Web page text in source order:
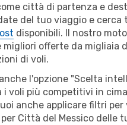
città di partenza e
del tuo viaggio e cerca
disponibili. Il nostro
migliori offerte da migliaia
di voli.
l'opzione "Scelta
i voli più competitivi in
anche applicare filtri
Città del Messico delle